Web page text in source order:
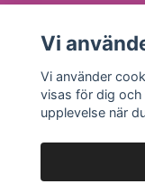
Sociala medier
Vi
Vi använder
visas för dig
upplevelse när